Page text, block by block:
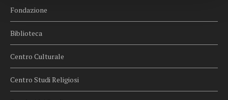
Fondazione
Biblioteca
Centro Culturale
Centro Studi Religiosi